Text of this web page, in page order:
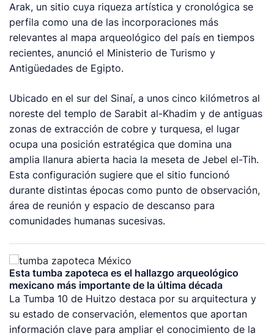
Arak, un sitio cuya riqueza artística y cronológica se
perfila como una de las incorporaciones más
relevantes al mapa arqueológico del país en tiempos
recientes, anunció el Ministerio de Turismo y
Antigüedades de Egipto.
Ubicado en el sur del Sinaí, a unos cinco kilómetros al
noreste del templo de Sarabit al-Khadim y de antiguas
zonas de extracción de cobre y turquesa, el lugar
ocupa una posición estratégica que domina una
amplia llanura abierta hacia la meseta de Jebel el-Tih.
Esta configuración sugiere que el sitio funcionó
durante distintas épocas como punto de observación,
área de reunión y espacio de descanso para
comunidades humanas sucesivas.
Esta tumba zapoteca es el hallazgo arqueológico
mexicano más importante de la última década
La Tumba 10 de Huitzo destaca por su arquitectura y
su estado de conservación, elementos que aportan
información clave para ampliar el conocimiento de la